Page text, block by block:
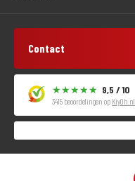
Contact
9,5 / 10
3415 beoordelingen op KiyOh.nl